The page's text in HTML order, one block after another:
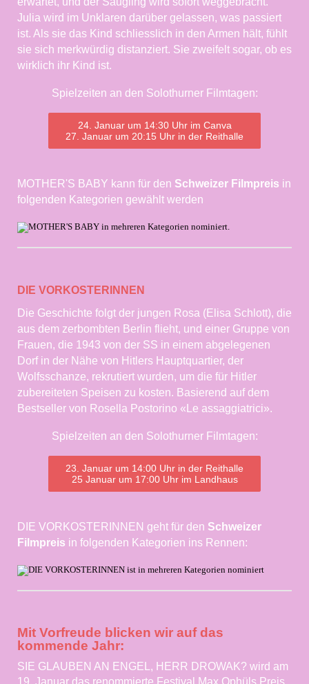
Julia wird im Unklaren darüber gelassen, was passiert
ist. Als sie das Kind schliesslich in den Armen hält, fühlt
sie sich merkwürdig distanziert. Sie zweifelt sogar, ob es
wirklich ihr Kind ist.
Spielzeiten an den Solothurner Filmtagen:
24. Januar um 14:30 Uhr im Canva
27. Januar um 20:15 Uhr in der Reithalle
MOTHER'S BABY kann für den Schweizer Filmpreis in
folgenden Kategorien gewählt werden
DIE VORKOSTERINNEN
Die Geschichte folgt der jungen Rosa (Elisa Schlott), die
aus dem zerbombten Berlin flieht, und einer Gruppe von
Frauen, die 1943 von der SS in einem abgelegenen
Dorf in der Nähe von Hitlers Hauptquartier, der
Wolfsschanze, rekrutiert wurden, um die für Hitler
zubereiteten Speisen zu kosten. Basierend auf dem
Bestseller von Rosella Postorino «Le assaggiatrici».
Spielzeiten an den Solothurner Filmtagen:
23. Januar um 14:00 Uhr in der Reithalle
25 Januar um 17:00 Uhr im Landhaus
DIE VORKOSTERINNEN geht für den Schweizer
Filmpreis in folgenden Kategorien ins Rennen:
Mit Vorfreude blicken wir auf das
kommende Jahr:
SIE GLAUBEN AN ENGEL, HERR DROWAK? wird am
19. Januar das renommierte Festival Max Ophüls Preis